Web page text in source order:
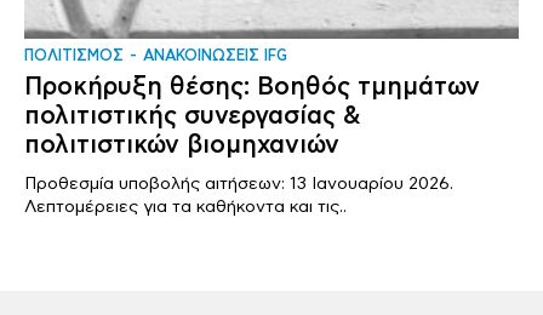
ΠΟΛΙΤΙΣΜΟΣ ΑΝΑΚΟΙΝΩΣΕΙΣ IFG
Προκήρυξη θέσης: Βοηθός τμημάτων
πολιτιστικής συνεργασίας &
πολιτιστικών βιομηχανιών
Προθεσμία υποβολής αιτήσεων: 13 Ιανουαρίου 2026.
Λεπτομέρειες για τα καθήκοντα και τις..